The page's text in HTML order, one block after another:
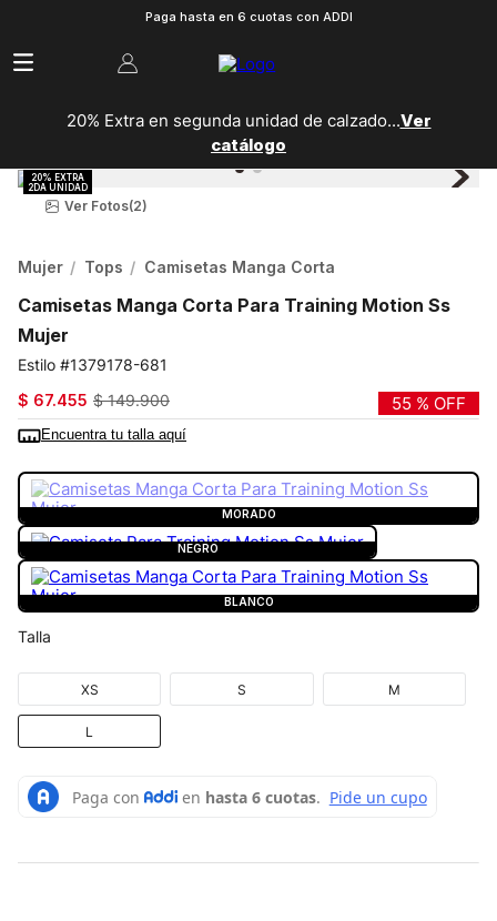
Paga hasta en 6 cuotas con ADDI
20% Extra en segunda unidad de calzado...Ver
catálogo
Ver Fotos(2)
Mujer Tops Camisetas Manga Corta
Camisetas Manga Corta Para Training Motion Ss
Mujer
1379178-681
$ 67.455 $ 149.900 55 % OFF
Encuentra tu talla aquí
MORADO
NEGRO
BLANCO
Talla
XS S M
L